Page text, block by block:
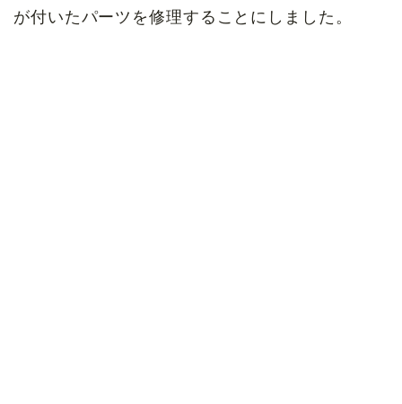
が付いたパーツを修理することにしました。